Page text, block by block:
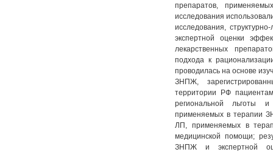
препаратов,
исследования
исследования,
экспертной оценки
лекарственных
подхода к
проводилась на основе
ЗНПЖ,
территории РФ
региональной льготы
применяемых в терапии
ЛП, применяемых в
медицинской помощи;
ЗНПЖ и экспертной